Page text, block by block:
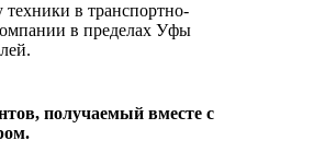
техники в транспортно-
в пределах Уфы
получаемый вместе с